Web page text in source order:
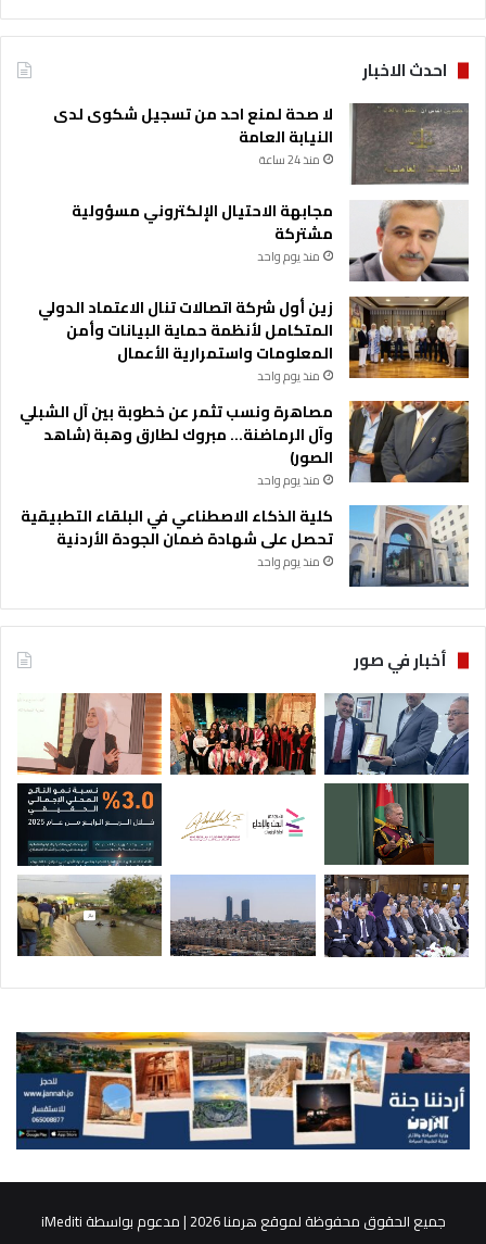
احدث الاخبار
لا صحة لمنع احد من تسجيل شكوى لدى
النيابة العامة
منذ 24 ساعة
مجابهة الاحتيال الإلكتروني مسؤولية
مشتركة
منذ يوم واحد
زين أول شركة اتصالات تنال الاعتماد الدولي
المتكامل لأنظمة حماية البيانات وأمن
المعلومات واستمرارية الأعمال
منذ يوم واحد
مصاهرة ونسب تثمر عن خطوبة بين آل الشبلي
وآل الرماضنة… مبروك لطارق وهبة (شاهد
الصور)
منذ يوم واحد
كلية الذكاء الاصطناعي في البلقاء التطبيقية
تحصل على شهادة ضمان الجودة الأردنية
منذ يوم واحد
أخبار في صور
جميع الحقوق محفوظة لموقع هرمنا 2026 | مدعوم بواسطة
iMediti